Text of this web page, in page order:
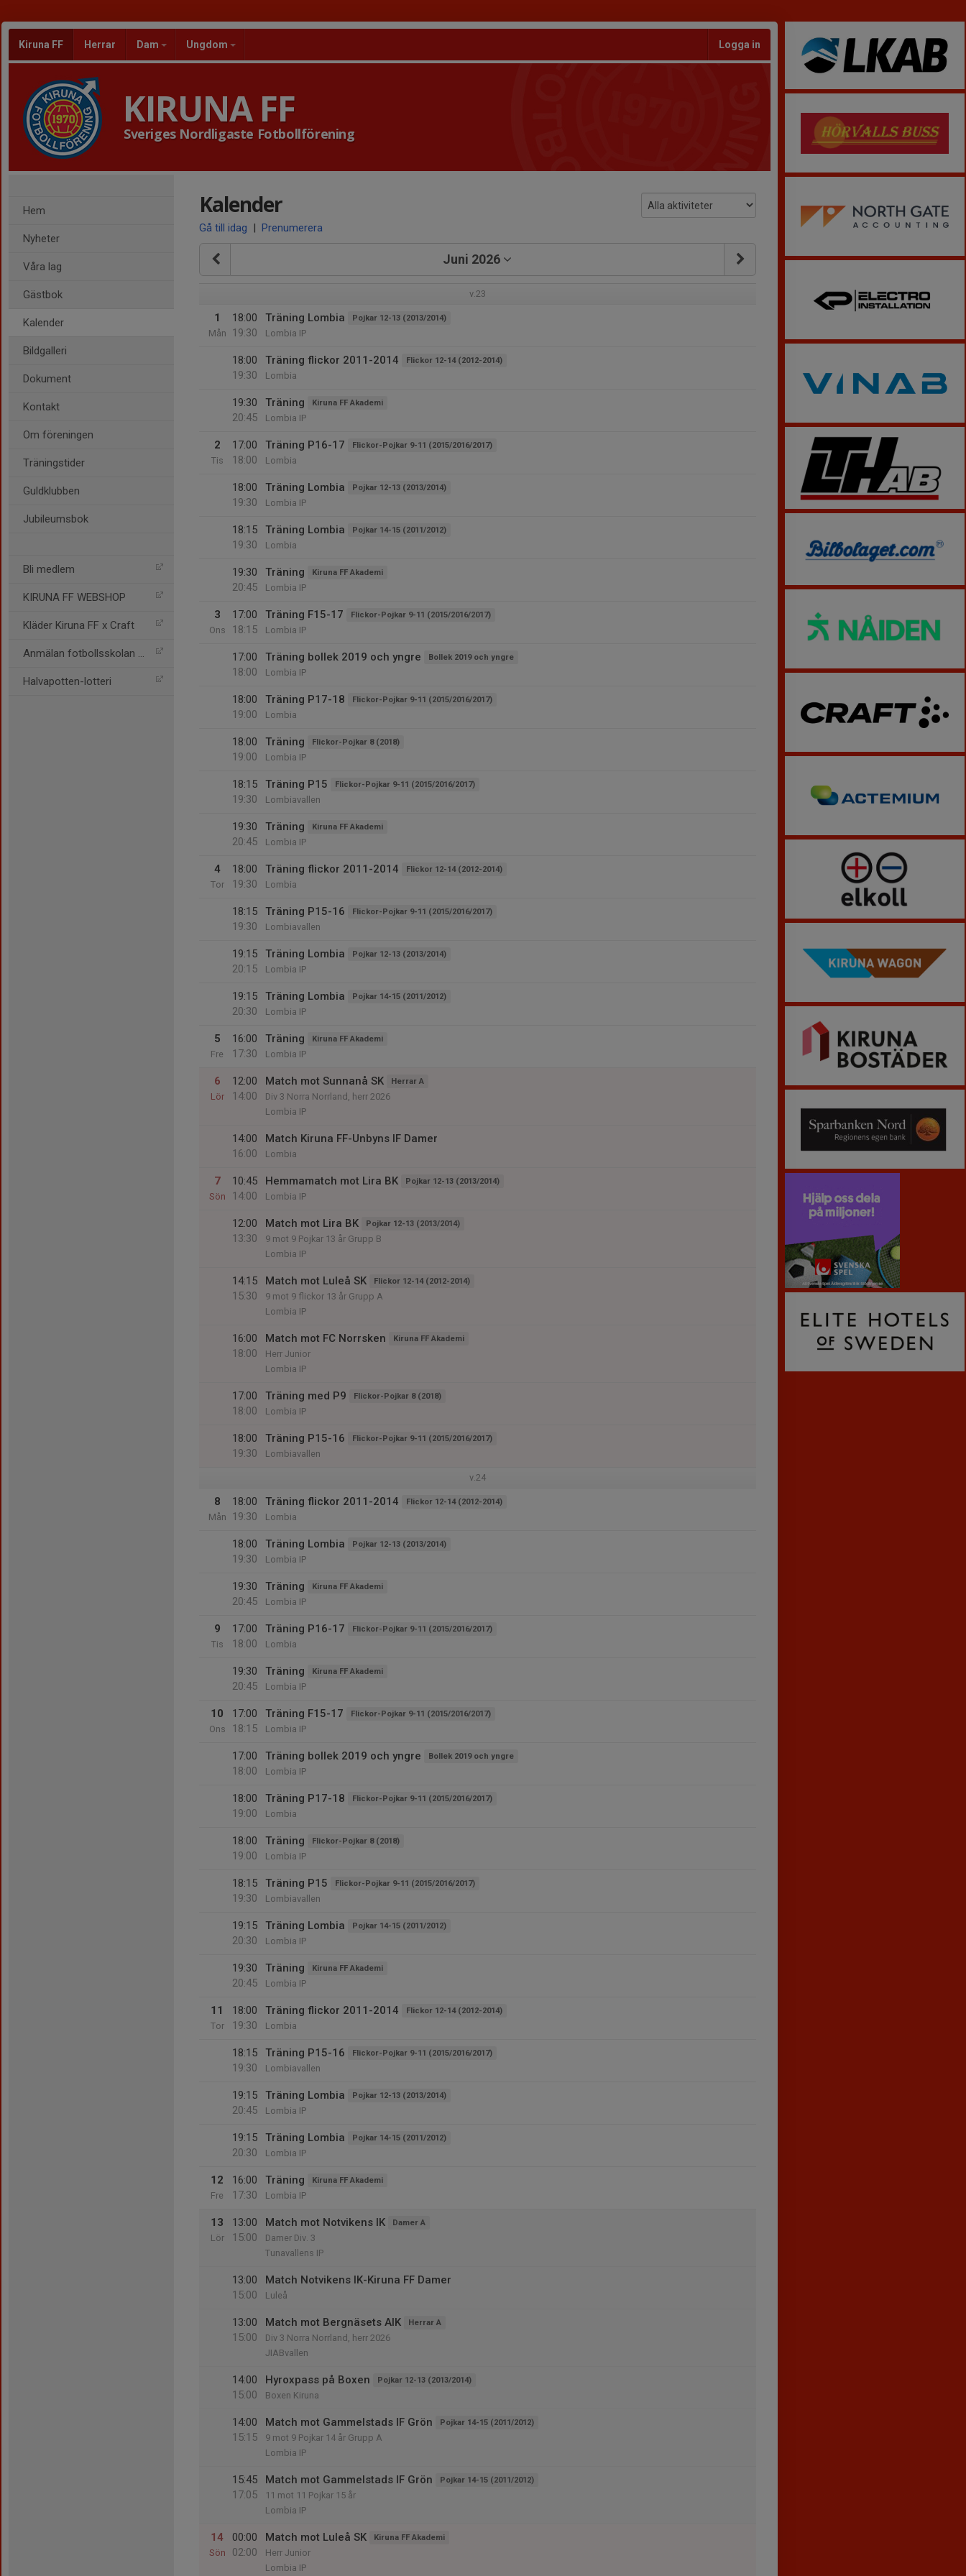
Kiruna FF Herrar Dam Ungdom Logga in
KIRUNA FF
Sveriges Nordligaste Fotbollförening
Hem
Nyheter
Våra lag
Gästbok
Kalender
Bildgalleri
Dokument
Kontakt
Om föreningen
Träningstider
Guldklubben
Jubileumsbok
Bli medlem
KIRUNA FF WEBSHOP
Kläder Kiruna FF x Craft
Anmälan fotbollsskolan 25
Halvapotten-lotteri
Kalender
Gå till idag | Prenumerera
Juni 2026
v.23
1
Mån
18:00
19:30
Träning Lombia Pojkar 12-13 (2013/2014)
Lombia IP
18:00
19:30
Träning flickor 2011-2014 Flickor 12-14 (2012-2014)
Lombia
19:30
20:45
Träning Kiruna FF Akademi
Lombia IP
2
Tis
17:00
18:00
Träning P16-17 Flickor-Pojkar 9-11 (2015/2016/2017)
Lombia
18:00
19:30
Träning Lombia Pojkar 12-13 (2013/2014)
Lombia IP
18:15
19:30
Träning Lombia Pojkar 14-15 (2011/2012)
Lombia
19:30
20:45
Träning Kiruna FF Akademi
Lombia IP
3
Ons
17:00
18:15
Träning F15-17 Flickor-Pojkar 9-11 (2015/2016/2017)
Lombia IP
17:00
18:00
Träning bollek 2019 och yngre Bollek 2019 och yngre
Lombia IP
18:00
19:00
Träning P17-18 Flickor-Pojkar 9-11 (2015/2016/2017)
Lombia
18:00
19:00
Träning Flickor-Pojkar 8 (2018)
Lombia IP
18:15
19:30
Träning P15 Flickor-Pojkar 9-11 (2015/2016/2017)
Lombiavallen
19:30
20:45
Träning Kiruna FF Akademi
Lombia IP
4
Tor
18:00
19:30
Träning flickor 2011-2014 Flickor 12-14 (2012-2014)
Lombia
18:15
19:30
Träning P15-16 Flickor-Pojkar 9-11 (2015/2016/2017)
Lombiavallen
19:15
20:15
Träning Lombia Pojkar 12-13 (2013/2014)
Lombia IP
19:15
20:30
Träning Lombia Pojkar 14-15 (2011/2012)
Lombia IP
5
Fre
16:00
17:30
Träning Kiruna FF Akademi
Lombia IP
6
Lör
12:00
14:00
Match mot Sunnanå SK Herrar A
Div 3 Norra Norrland, herr 2026
Lombia IP
14:00
16:00
Match Kiruna FF-Unbyns IF Damer
Lombia
7
Sön
10:45
14:00
Hemmamatch mot Lira BK Pojkar 12-13 (2013/2014)
Lombia IP
12:00
13:30
Match mot Lira BK Pojkar 12-13 (2013/2014)
9 mot 9 Pojkar 13 år Grupp B
Lombia IP
14:15
15:30
Match mot Luleå SK Flickor 12-14 (2012-2014)
9 mot 9 flickor 13 år Grupp A
Lombia IP
16:00
18:00
Match mot FC Norrsken Kiruna FF Akademi
Herr Junior
Lombia IP
17:00
18:00
Träning med P9 Flickor-Pojkar 8 (2018)
Lombia IP
18:00
19:30
Träning P15-16 Flickor-Pojkar 9-11 (2015/2016/2017)
Lombiavallen
v.24
8
Mån
18:00
19:30
Träning flickor 2011-2014 Flickor 12-14 (2012-2014)
Lombia
18:00
19:30
Träning Lombia Pojkar 12-13 (2013/2014)
Lombia IP
19:30
20:45
Träning Kiruna FF Akademi
Lombia IP
9
Tis
17:00
18:00
Träning P16-17 Flickor-Pojkar 9-11 (2015/2016/2017)
Lombia
19:30
20:45
Träning Kiruna FF Akademi
Lombia IP
10
Ons
17:00
18:15
Träning F15-17 Flickor-Pojkar 9-11 (2015/2016/2017)
Lombia IP
17:00
18:00
Träning bollek 2019 och yngre Bollek 2019 och yngre
Lombia IP
18:00
19:00
Träning P17-18 Flickor-Pojkar 9-11 (2015/2016/2017)
Lombia
18:00
19:00
Träning Flickor-Pojkar 8 (2018)
Lombia IP
18:15
19:30
Träning P15 Flickor-Pojkar 9-11 (2015/2016/2017)
Lombiavallen
19:15
20:30
Träning Lombia Pojkar 14-15 (2011/2012)
Lombia IP
19:30
20:45
Träning Kiruna FF Akademi
Lombia IP
11
Tor
18:00
19:30
Träning flickor 2011-2014 Flickor 12-14 (2012-2014)
Lombia
18:15
19:30
Träning P15-16 Flickor-Pojkar 9-11 (2015/2016/2017)
Lombiavallen
19:15
20:45
Träning Lombia Pojkar 12-13 (2013/2014)
Lombia IP
19:15
20:30
Träning Lombia Pojkar 14-15 (2011/2012)
Lombia IP
12
Fre
16:00
17:30
Träning Kiruna FF Akademi
Lombia IP
13
Lör
13:00
15:00
Match mot Notvikens IK Damer A
Damer Div. 3
Tunavallens IP
13:00
15:00
Match Notvikens IK-Kiruna FF Damer
Luleå
13:00
15:00
Match mot Bergnäsets AIK Herrar A
Div 3 Norra Norrland, herr 2026
JIABvallen
14:00
15:00
Hyroxpass på Boxen Pojkar 12-13 (2013/2014)
Boxen Kiruna
14:00
15:15
Match mot Gammelstads IF Grön Pojkar 14-15 (2011/2012)
9 mot 9 Pojkar 14 år Grupp A
Lombia IP
15:45
17:05
Match mot Gammelstads IF Grön Pojkar 14-15 (2011/2012)
11 mot 11 Pojkar 15 år
Lombia IP
14
Sön
00:00
02:00
Match mot Luleå SK Kiruna FF Akademi
Herr Junior
Lombia IP